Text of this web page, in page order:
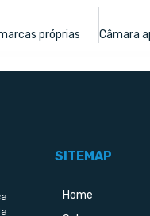
próprias
SITEMAP
Home